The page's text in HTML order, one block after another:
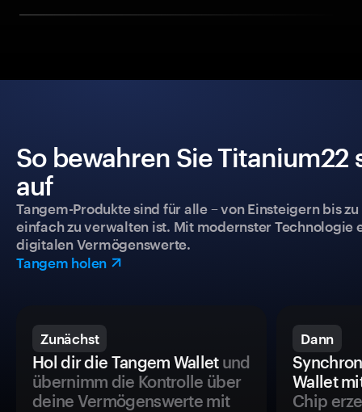
So bewahren Sie
auf
Tangem-Produkte sind für alle – von Einsteigern bis
einfach zu verwalten ist. Mit modernster
digitalen Vermögenswerte.
Tangem holen
Zunächst
Hol dir die Tangem Walletund
übernimm die Kontrolle über
deine Vermögenswerte mit
Dann
Wallet
Chip